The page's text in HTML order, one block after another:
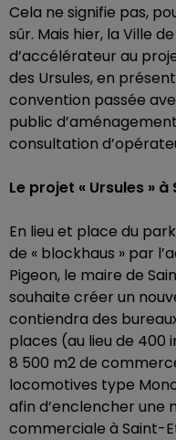
Cela ne signifie pas,
sûr. Mais hier, la Ville
d’accélérateur au
des Ursules, en
convention passée
public
consultation
Le projet « Ursules »
En lieu et place du
de « blockhaus » par
Pigeon, le maire de
souhaite créer un
contiendra des
places (au lieu de
8 500 m2 de
locomotives type
afin d’enclencher une
commerciale à Saint-